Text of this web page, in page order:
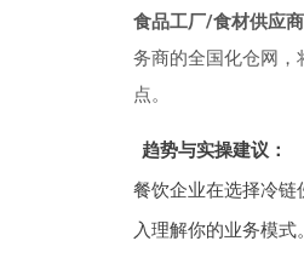
食品工厂/食材供应
务商的全国化仓网，
点。
趋势与实操建议：
餐饮企业在选择冷链
入理解你的业务模式